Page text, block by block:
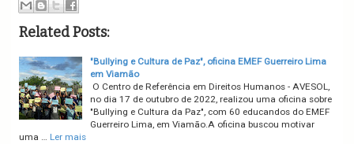
Related Posts:
"Bullying e Cultura de Paz", oficina EMEF Guerreiro Lima
em Viamão
O Centro de Referência em Direitos Humanos - AVESOL,
no dia 17 de outubro de 2022, realizou uma oficina sobre
"Bullying e Cultura da Paz", com 60 educandos do EMEF
Guerreiro Lima, em Viamão.A oficina buscou motivar
uma … Ler mais